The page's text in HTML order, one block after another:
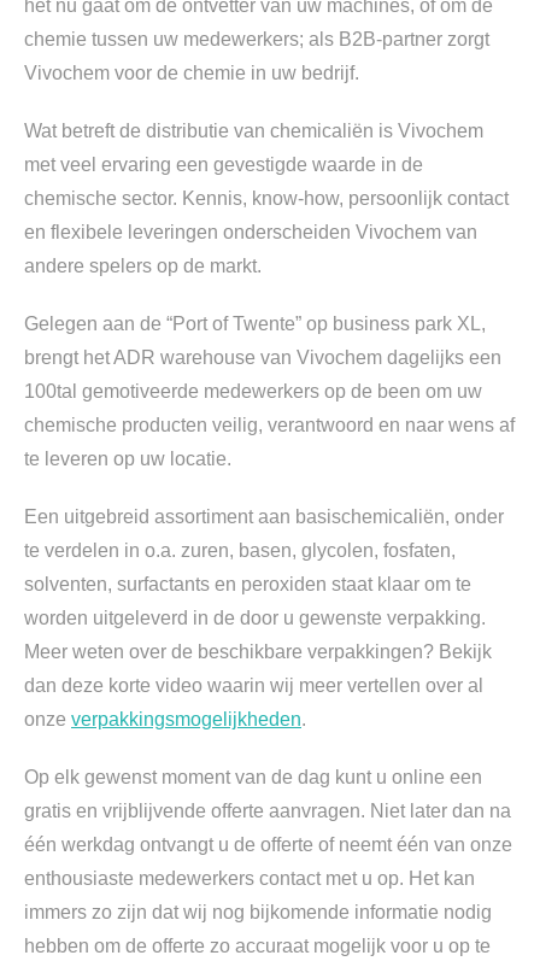
het nu gaat om de ontvetter van uw machines, of om de
chemie tussen uw medewerkers; als B2B-partner zorgt
Vivochem voor de chemie in uw bedrijf.
Wat betreft de distributie van chemicaliën is Vivochem
met veel ervaring een gevestigde waarde in de
chemische sector. Kennis, know-how, persoonlijk contact
en flexibele leveringen onderscheiden Vivochem van
andere spelers op de markt.
Gelegen aan de “Port of Twente” op business park XL,
brengt het ADR warehouse van Vivochem dagelijks een
100tal gemotiveerde medewerkers op de been om uw
chemische producten veilig, verantwoord en naar wens af
te leveren op uw locatie.
Een uitgebreid assortiment aan basischemicaliën, onder
te verdelen in o.a. zuren, basen, glycolen, fosfaten,
solventen, surfactants en peroxiden staat klaar om te
worden uitgeleverd in de door u gewenste verpakking.
Meer weten over de beschikbare verpakkingen? Bekijk
dan deze korte video waarin wij meer vertellen over al
onze verpakkingsmogelijkheden.
Op elk gewenst moment van de dag kunt u online een
gratis en vrijblijvende offerte aanvragen. Niet later dan na
één werkdag ontvangt u de offerte of neemt één van onze
enthousiaste medewerkers contact met u op. Het kan
immers zo zijn dat wij nog bijkomende informatie nodig
hebben om de offerte zo accuraat mogelijk voor u op te